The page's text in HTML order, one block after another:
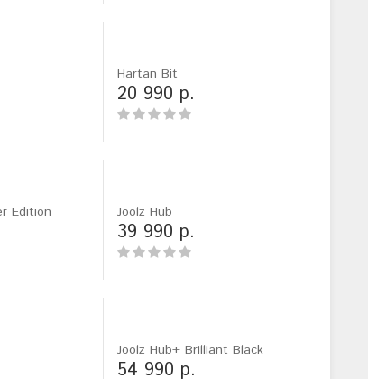
Hartan Bit
20 990 р.
Edition Joolz Hub
39 990 р.
Joolz Hub+ Brilliant Black
54 990 р.